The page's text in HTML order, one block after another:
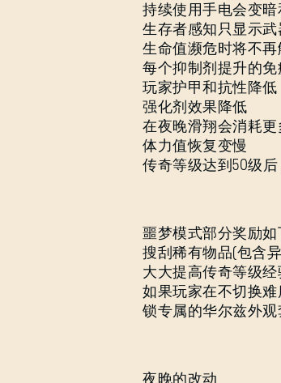
持续使用手电会变暗
生存者感知只显示
生命值濒危时将不再
每个抑制剂提升的
玩家护甲和抗性降低
强化剂效果降低
在夜晚滑翔会消耗更
体力值恢复变慢
传奇等级达到50级
噩梦模式部分奖励如
搜刮稀有物品(包含
大大提高传奇等级经
如果玩家在不切换
锁专属的华尔兹外观
夜晚的改动